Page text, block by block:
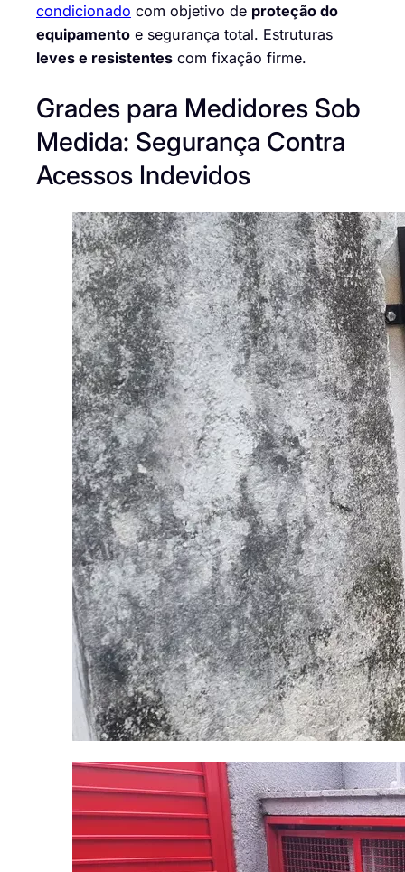
condicionado com objetivo de proteção do
equipamento e segurança total. Estruturas
leves e resistentes com fixação firme.
Grades para Medidores Sob
Medida: Segurança Contra
Acessos Indevidos